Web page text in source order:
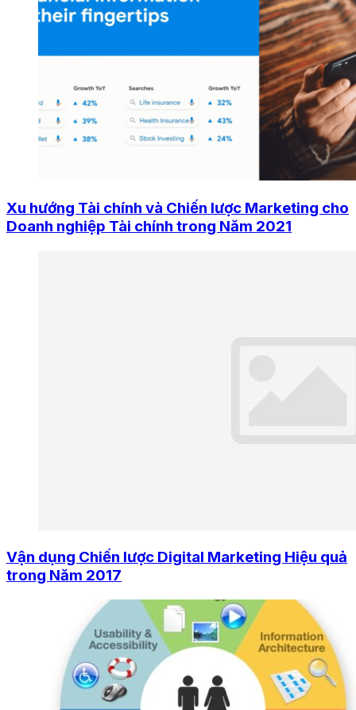
Xu hướng Tài chính và Chiến lược Marketing cho
Doanh nghiệp Tài chính trong Năm 2021
Vận dụng Chiến lược Digital Marketing Hiệu quả
trong Năm 2017